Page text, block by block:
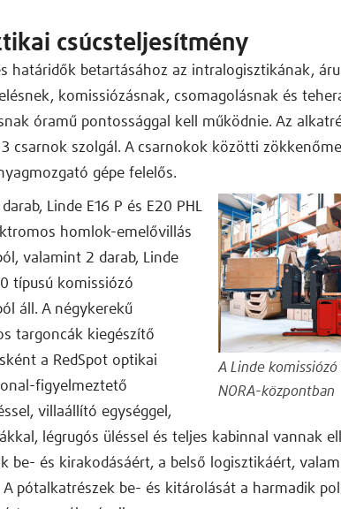
csúcsteljesítmény
határidők betartásához az intralogisztikának,
komissiózásnak, csomagolásnak és
óramű pontossággal kell működnie. Az
3 csarnok szolgál. A csarnokok közötti
gépe felelős.
A Linde
NORA-központban
Linde E16 P és E20 PHL
homlok-emelővillás
valamint 2 darab, Linde
típusú komissiózó
áll. A négykerekű
targoncák kiegészítő
a RedSpot optikai
figyelmeztető
villaállító egységgel,
légrugós üléssel és teljes kabinnal vannak
be- és kirakodásáért, a belső logisztikáért,
pótalkatrészek be- és kitárolását a harmadik